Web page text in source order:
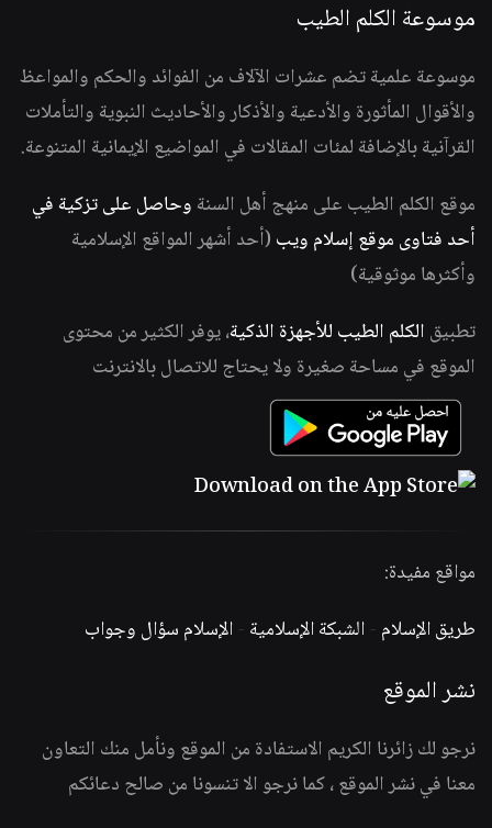
موسوعة الكلم الطيب
موسوعة علمية تضم عشرات الآلاف من الفوائد والحكم والمواعظ
والأقوال المأثورة والأدعية والأذكار والأحاديث النبوية والتأملات
القرآنية بالإضافة لمئات المقالات في المواضيع الإيمانية المتنوعة.
موقع الكلم الطيب على منهج أهل السنة وحاصل على تزكية في
أحد فتاوى موقع إسلام ويب (أحد أشهر المواقع الإسلامية
وأكثرها موثوقية)
تطبيق الكلم الطيب للأجهزة الذكية، يوفر الكثير من محتوى
الموقع في مساحة صغيرة ولا يحتاج للاتصال بالانترنت
مواقع مفيدة:
طريق الإسلام -الشبكة الإسلامية -الإسلام سؤال وجواب
نشر الموقع
نرجو لك زائرنا الكريم الاستفادة من الموقع ونأمل منك التعاون
معنا في نشر الموقع ، كما نرجو الا تنسونا من صالح دعائكم